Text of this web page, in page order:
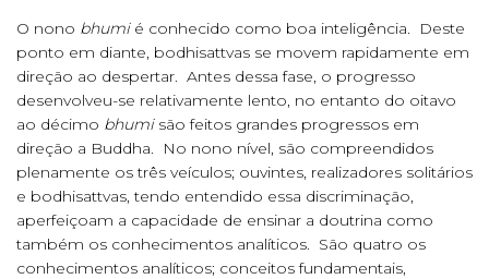
O nono bhumié conhecido como boa inteligência. Deste
ponto em diante, bodhisattvas se movem rapidamente em
direção ao despertar. Antes dessa fase, o progresso
desenvolveu-se relativamente lento, no entanto do oitavo
ao décimo bhumisão feitos grandes progressos em
direção a Buddha. No nono nível, são compreendidos
plenamente os três veículos; ouvintes, realizadores solitários
e bodhisattvas, tendo entendido essa discriminação,
aperfeiçoam a capacidade de ensinar a doutrina como
também os conhecimentos analíticos. São quatro os
conhecimentos analíticos; conceitos fundamentais,